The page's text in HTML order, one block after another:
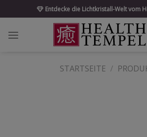
to
content
Entdecke die Lichtkristall-Welt vom
STARTSEITE /